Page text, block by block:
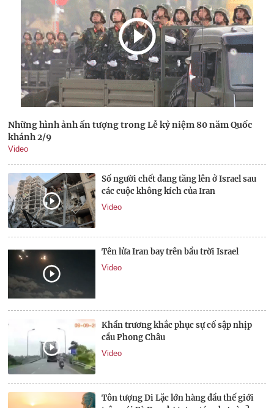
Những hình ảnh ấn tượng trong Lễ kỷ niệm 80 năm Quốc
khánh 2/9
Video
Số người chết đang tăng lên ở Israel sau
các cuộc không kích của Iran
Video
Tên lửa Iran bay trên bầu trời Israel
Video
Khẩn trương khắc phục sự cố sập nhịp
cầu Phong Châu
Video
Tôn tượng Di Lặc lớn hàng đầu thế giới